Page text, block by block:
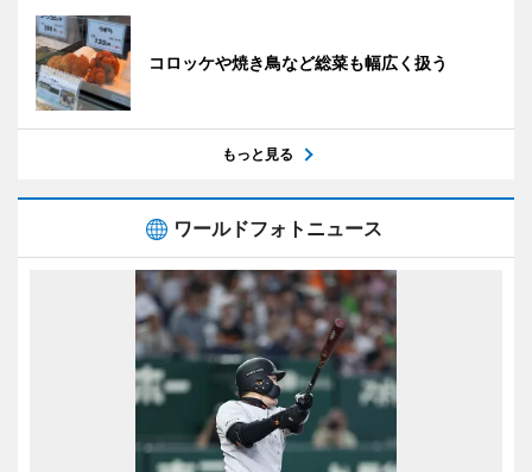
コロッケや焼き鳥など総菜も幅広く扱う
もっと見る
ワールドフォトニュース